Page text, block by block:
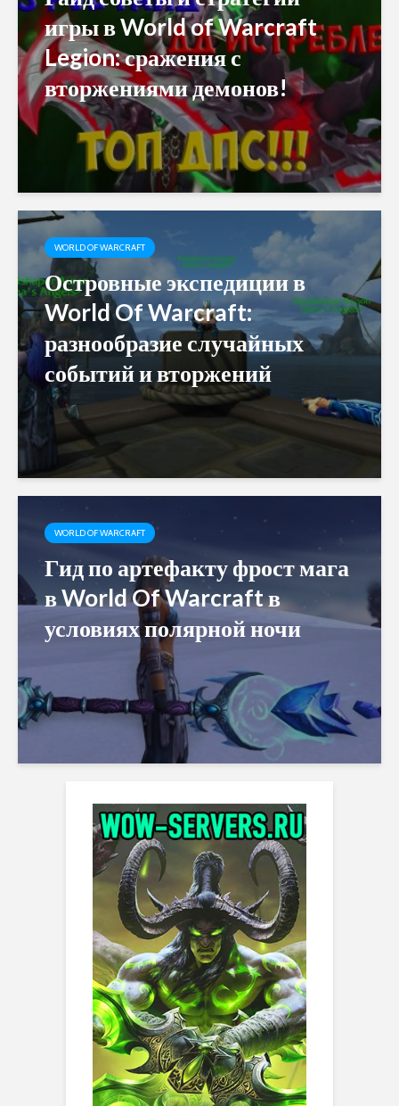
игры в World of Warcraft
Legion: сражения с
вторжениями демонов!
WORLD OF WARCRAFT
Островные экспедиции в
World Of Warcraft:
разнообразие случайных
событий и вторжений
WORLD OF WARCRAFT
Гид по артефакту фрост мага
в World Of Warcraft в
условиях полярной ночи